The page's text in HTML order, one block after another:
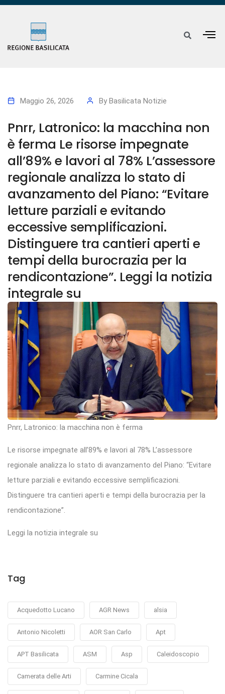
Maggio 26, 2026 By Basilicata Notizie
Pnrr, Latronico: la macchina non
è ferma Le risorse impegnate
all’89% e lavori al 78% L’assessore
regionale analizza lo stato di
avanzamento del Piano: “Evitare
letture parziali e evitando
eccessive semplificazioni.
Distinguere tra cantieri aperti e
tempi della burocrazia per la
rendicontazione”. Leggi la notizia
integrale su
Pnrr, Latronico: la macchina non è ferma
Le risorse impegnate all’89% e lavori al 78% L’assessore
regionale analizza lo stato di avanzamento del Piano: “Evitare
letture parziali e evitando eccessive semplificazioni.
Distinguere tra cantieri aperti e tempi della burocrazia per la
rendicontazione”.
Leggi la notizia integrale su
Tag
Acquedotto Lucano AGR News alsia
Antonio Nicoletti AOR San Carlo Apt
APT Basilicata ASM Asp Caleidoscopio
Camerata delle Arti Carmine Cicala